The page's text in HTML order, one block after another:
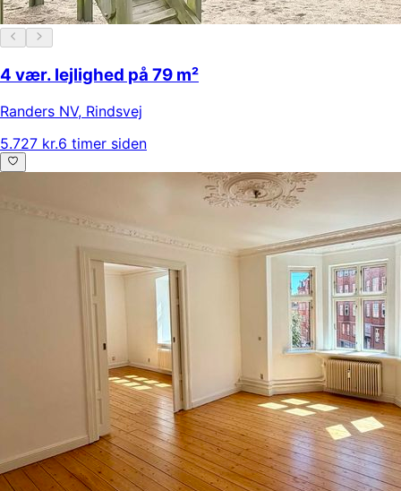
4 vær. lejlighed på 79 m²
Randers NV, Rindsvej
5.727 kr.6 timer siden